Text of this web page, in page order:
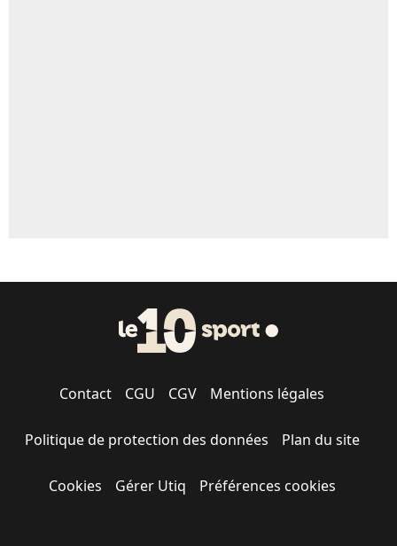
Contact CGU CGV Mentions légales
Politique de protection des données Plan du site
Cookies Gérer Utiq Préférences cookies